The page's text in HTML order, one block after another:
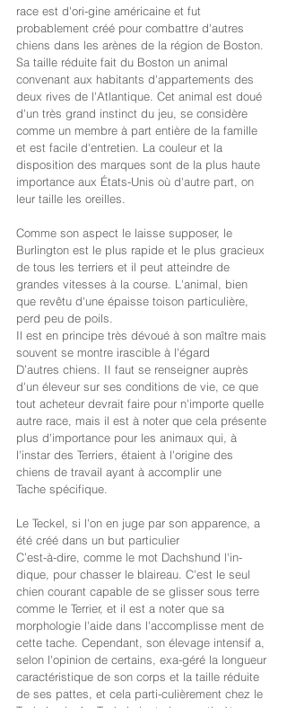
race est d'ori-gine américaine et fut
probablement créé pour combattre d'autres
chiens dans les arènes de la région de Boston.
Sa taille réduite fait du Boston un animal
convenant aux habitants d'appartements des
deux rives de l'Atlantique. Cet animal est doué
d'un très grand instinct du jeu, se considère
comme un membre à part entière de la famille
et est facile d'entretien. La couleur et la
disposition des marques sont de la plus haute
importance aux États-Unis où d'autre part, on
leur taille les oreilles.
Comme son aspect le laisse supposer, le
Burlington est le plus rapide et le plus gracieux
de tous les terriers et il peut atteindre de
grandes vitesses à la course. L'animal, bien
que revêtu d'une épaisse toison particulière,
perd peu de poils.
Il est en principe très dévoué à son maître mais
souvent se montre irascible à l'égard
D’autres chiens. II faut se renseigner auprès
d'un éleveur sur ses conditions de vie, ce que
tout acheteur devrait faire pour n'importe quelle
autre race, mais il est à noter que cela présente
plus d'importance pour les animaux qui, à
l'instar des Terriers, étaient à l'origine des
chiens de travail ayant à accomplir une
Tache spécifique.
Le Teckel, si l'on en juge par son apparence, a
été créé dans un but particulier
C’est-à-dire, comme le mot Dachshund l'in-
dique, pour chasser le blaireau. C'est le seul
chien courant capable de se glisser sous terre
comme le Terrier, et il est a noter que sa
morphologie l'aide dans l'accomplisse ment de
cette tache. Cependant, son élevage intensif a,
selon l'opinion de certains, exa-géré la longueur
caractéristique de son corps et la taille réduite
de ses pattes, et cela parti-culièrement chez le